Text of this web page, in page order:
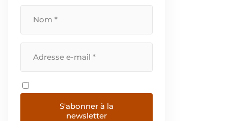
S'abonner à la
newsletter